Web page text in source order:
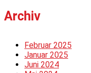
Archiv
Februar 2025
Januar 2025
Juni 2024